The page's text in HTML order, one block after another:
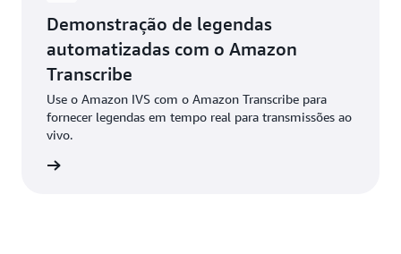
Demonstração de legendas
automatizadas com o Amazon
Transcribe
Use o Amazon IVS com o Amazon Transcribe para
fornecer legendas em tempo real para transmissões ao
vivo.